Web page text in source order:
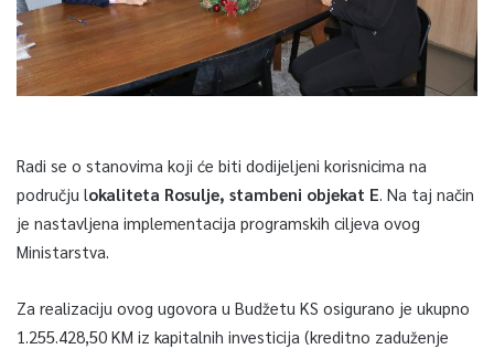
Radi se o stanovima koji će biti dodijeljeni korisnicima na
području lokaliteta Rosulje, stambeni objekat E . Na taj način
je nastavljena implementacija programskih ciljeva ovog
Ministarstva.
Za realizaciju ovog ugovora u Budžetu KS osigurano je ukupno
1.255.428,50 KM iz kapitalnih investicija (kreditno zaduženje